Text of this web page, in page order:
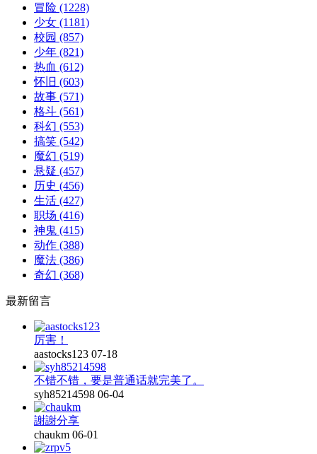
冒险 (1228)
少女 (1181)
校园 (857)
少年 (821)
热血 (612)
怀旧 (603)
故事 (571)
格斗 (561)
科幻 (553)
搞笑 (542)
魔幻 (519)
悬疑 (457)
历史 (456)
生活 (427)
职场 (416)
神鬼 (415)
动作 (388)
魔法 (386)
奇幻 (368)
最新留言
厉害！
aastocks123 07-18
不错不错，要是普通话就完美了。
syh85214598 06-04
謝謝分享
chaukm 06-01